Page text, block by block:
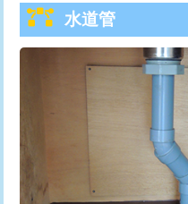
給水管工事※（ライニング鋼
管・ポリ管・HT管使用/3ｍま
給水管工事※（ライニング
管・ポリ管・HT管使用/3ｍ超
排水管工事（土の掘削・埋
排水管工事（排水管工事/3ｍ
トーラー機使用/3mまで
追加トーラー機使用/3m超え
止水・漏水調査・防水処理・
理・調整・分解・加工など（
水道管